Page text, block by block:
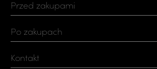
Przed zakupami
Po zakupach
Kontakt